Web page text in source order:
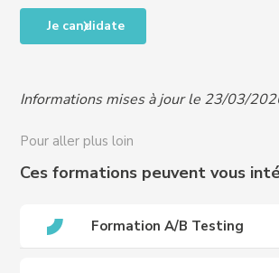
Taux de satisfaction en fin de
Taux de progression individuelle : NA
Accessibilité des personnes en
RQTH, ou difficultés particulières,
handicap@crews-education.com
Accessibilité des publics
contacter :
international@crews-
Je candidate
Informations mises à jour le 23/03/
Pour aller plus loin
Ces formations peuvent vous
Formation A/B Testing